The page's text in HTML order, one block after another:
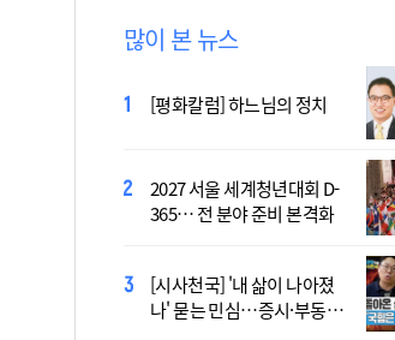
많이 본 뉴스
[평화칼럼] 하느님의 정치
2027 서울 세계청년대회 D-
365… 전 분야 준비 본격화
[시사천국] '내 삶이 나아졌
나' 묻는 민심…증시·부동산
[시사천국] 알고 싶지 않은 폭
염의 진실…올해가 가장 시
[시사천국] 서미화 "시각장애
여성 첫 최고위 도전…사회
2027 서울 WYD 공식 주제가
오늘 공개…한국인 곡 선정